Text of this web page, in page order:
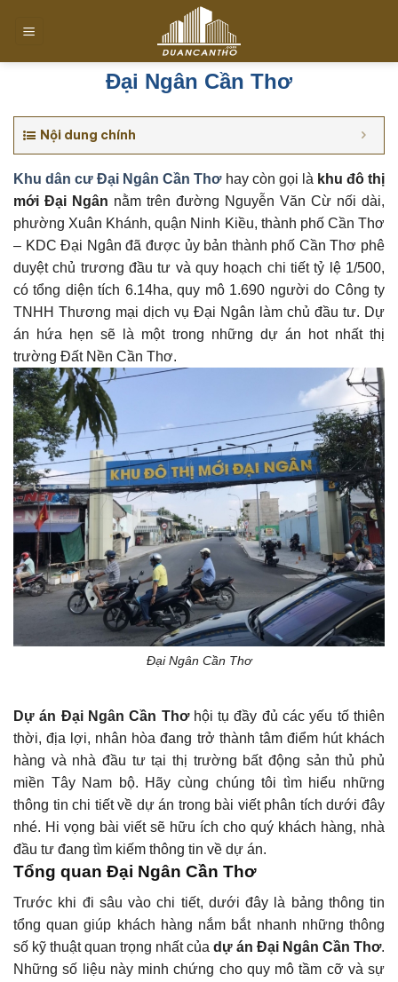
đến
Đại Ngân Cần Thơ
Nội dung chính
Khu dân cư Đại Ngân Cần Thơ hay còn gọi là khu đô thị
mới Đại Ngân nằm trên đường Nguyễn Văn Cừ nối dài,
phường Xuân Khánh, quận Ninh Kiều, thành phố Cần Thơ
– KDC Đại Ngân đã được ủy bản thành phố Cần Thơ phê
duyệt chủ trương đầu tư và quy hoạch chi tiết tỷ lệ 1/500,
có tổng diện tích 6.14ha, quy mô 1.690 người do Công ty
TNHH Thương mại dịch vụ Đại Ngân làm chủ đầu tư. Dự
án hứa hẹn sẽ là một trong những dự án hot nhất thị
trường Đất Nền Cần Thơ.
Đại Ngân Cần Thơ
Dự án Đại Ngân Cần Thơhội tụ đầy đủ các yếu tố thiên
thời, địa lợi, nhân hòa đang trở thành tâm điểm hút khách
hàng và nhà đầu tư tại thị trường bất động sản thủ phủ
miền Tây Nam bộ. Hãy cùng chúng tôi tìm hiểu những
thông tin chi tiết về dự án trong bài viết phân tích dưới đây
nhé. Hi vọng bài viết sẽ hữu ích cho quý khách hàng, nhà
đầu tư đang tìm kiếm thông tin về dự án.
Tổng quan Đại Ngân Cần Thơ
Trước khi đi sâu vào chi tiết, dưới đây là bảng thông tin
tổng quan giúp khách hàng nắm bắt nhanh những thông
số kỹ thuật quan trọng nhất của dự án Đại Ngân Cần Thơ.
Những số liệu này minh chứng cho quy mô tầm cỡ và sự